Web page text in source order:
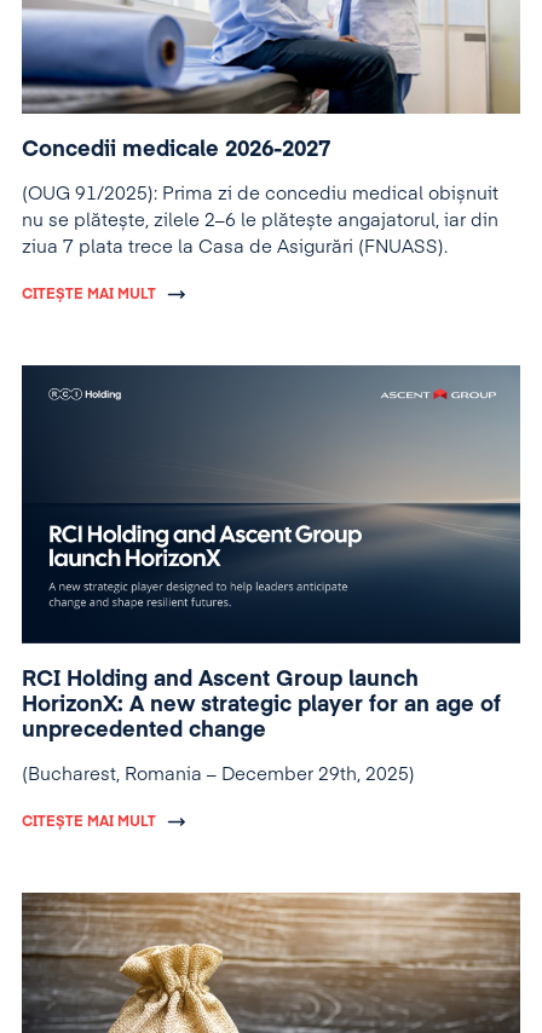
Concedii medicale 2026-2027
(OUG 91/2025): Prima zi de concediu medical obișnuit
nu se plătește, zilele 2–6 le plătește angajatorul, iar din
ziua 7 plata trece la Casa de Asigurări (FNUASS).
CITEȘTE MAI MULT
RCI Holding and Ascent Group launch
HorizonX: A new strategic player for an age of
unprecedented change
(Bucharest, Romania – December 29th, 2025)
CITEȘTE MAI MULT